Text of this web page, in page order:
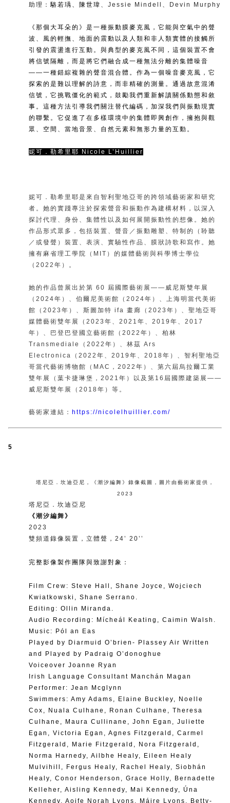
助理： 駱若瑀、 陳世瑋 、Jessie Mindell、Devin Murphy
《那個大耳朵的》是一種振動膜麥克風，它能與空氣中的聲
波、風的輕撫、地面的震動以及人類和非人類實體的接觸所
引發的震盪進行互動。與典型的麥克風不同，這個裝置不會
將信號隔離，而是將它們融合成一種無法分離的集體噪音
——一種錯綜複雜的聲音混合體。作為一個噪音麥克風，它
探索的是難以理解的詩意，而非精確的測量。通過故意混淆
信號，它挑戰僵化的範式，鼓勵我們重新解讀關係動態和敘
事。這種方法引導我們關注替代編碼，加深我們與振動現實
的聯繫。它促進了在多樣環境中的集體即興創作，擁抱與觀
眾、空間、當地音景、自然元素和無形力量的互動。
妮可．勒希里耶 Nicole L’Huillier
妮可．勒希里耶是來自智利聖地亞哥的跨領域藝術家和研究
者。她的實踐專注於探索聲音和振動作為建構材料，以深入
探討代理、身份、集體性以及如何展開振動性的想像。她的
作品形式眾多，包括裝置、聲音／振動雕塑、特制的（聆聽
／或發聲）裝置、表演、實驗性作品、膜狀詩歌和寫作。她
擁有麻省理工學院（MIT）的媒體藝術與科學博士學位
（2022年）。
她的作品曾展出於第 60 屆國際藝術展——威尼斯雙年展
（2024年）、伯爾尼美術館（2024年）、上海明當代美術
館（2023年）、斯圖加特 ifa 畫廊（2023年）、聖地亞哥
媒體藝術雙年展（2023年、2021年、2019年、2017
年）、巴登巴登國立藝術館（2022年）、柏林
Transmediale（2022年）、林茲 Ars
Electronica（2022年、2019年、2018年）、智利聖地亞
哥當代藝術博物館（MAC，2022年）、第六屆烏拉爾工業
雙年展（葉卡捷琳堡，2021年）以及第16屆國際建築展——
威尼斯雙年展（2018年）等。
藝術家連結： https://nicolelhuillier.com/
5
塔尼亞．坎迪亞尼 《潮汐編舞》 錄像截圖 圖片由藝術家提供
2023
塔尼亞．坎迪亞尼
《潮汐編舞》
2023
雙頻道錄像裝置，立體聲，24’ 20’’
完整影像製作團隊與致謝對象：
Film Crew: Steve Hall, Shane Joyce, Wojciech
Kwiatkowski, Shane Serrano.
Editing: Ollin Miranda.
Audio Recording: Mícheál Keating, Caimin Walsh.
Music: Pól an Eas
Played by Diarmuid O’brien- Plassey Air Written
and Played by Padraig O’donoghue
Voiceover Joanne Ryan
Irish Language Consultant Manchán Magan
Performer: Jean Mcglynn
Swimmers: Amy Adams, Elaine Buckley, Noelle
Cox, Nuala Culhane, Ronan Culhane, Theresa
Culhane, Maura Cullinane, John Egan, Juliette
Egan, Victoria Egan, Agnes Fitzgerald, Carmel
Fitzgerald, Marie Fitzgerald, Nora Fitzgerald,
Norma Harnedy, Ailbhe Healy, Eileen Healy
Mulvihill, Fergus Healy, Rachel Healy, Siobhán
Healy, Conor Henderson, Grace Holly, Bernadette
Kelleher, Aisling Kennedy, Mai Kennedy, Úna
Kennedy, Aoife Norah Lyons, Máire Lyons, Betty-